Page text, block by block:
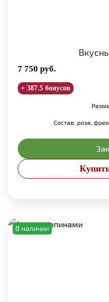
7 750 руб.
+ 387.5 бонусов
Состав: роза,
В наличии